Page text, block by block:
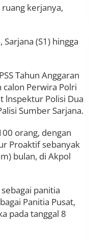
ruang kerjanya,
(S1) hingga
Tahun Anggaran
Perwira Polri
lnspektur Polisi Dua
Sumber Sarjana.
orang, dengan
Proaktif sebanyak
bulan, di Akpol
panitia
Panitia Pusat,
pada tanggal 8